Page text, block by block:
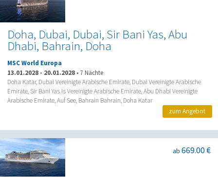
Doha, Dubai, Dubai, Sir Bani Yas, Abu
Dhabi, Bahrain, Doha
MSC World Europa
13.01.2028 - 20.01.2028 • 7 Nächte
Doha Katar, Dubai Vereinigte Arabische Emirate, Dubai Vereinigte Arabische
Emirate, Sir Bani Yas Is Vereinigte Arabische Emirate, Abu Dhabi Vereinigte
Arabische Emirate, Auf See, Bahrain Bahrain, Doha Katar
zum Angebot
ab 669.00 €